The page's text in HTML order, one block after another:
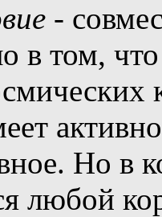
-
в том,
Но в
любой